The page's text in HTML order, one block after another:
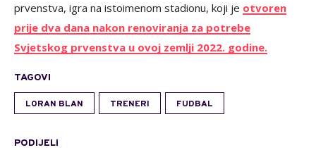
prvenstva, igra na istoimenom stadionu, koji je otvoren
prije dva dana nakon renoviranja za potrebe
Svjetskog prvenstva u ovoj zemlji 2022. godine.
TAGOVI
LORAN BLAN TRENERI FUDBAL
PODIJELI